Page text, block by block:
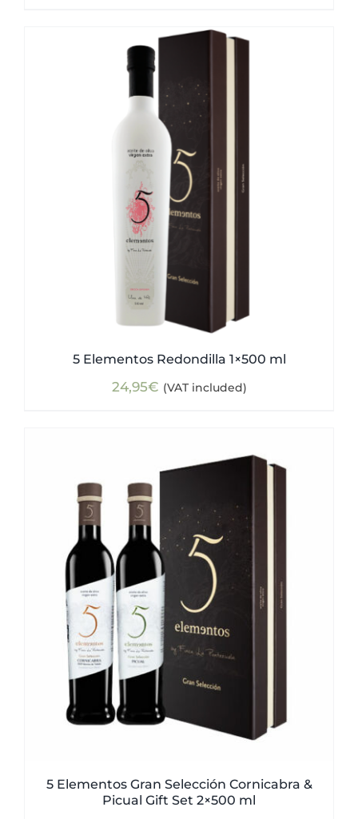
5 Elementos Redondilla 1×500 ml
24,95€ (VAT included)
5 Elementos Gran Selección Cornicabra &
Picual Gift Set 2×500 ml